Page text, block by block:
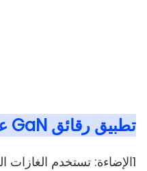
تطبيق رقائق GaN على Si:
1الإضاءة: تستخدم الغازات